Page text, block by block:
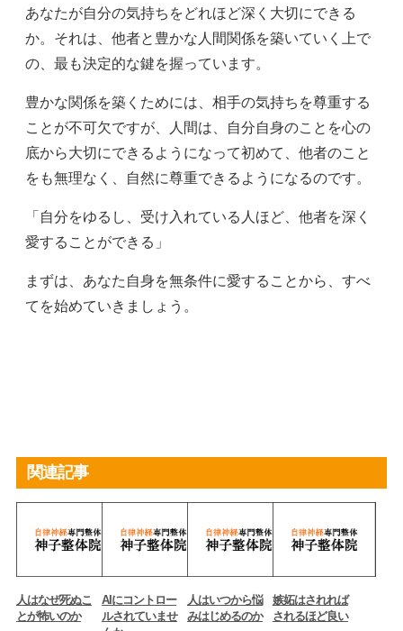
あなたが自分の気持ちをどれほど深く大切にできる
か。それは、他者と豊かな人間関係を築いていく上で
の、最も決定的な鍵を握っています。
豊かな関係を築くためには、相手の気持ちを尊重する
ことが不可欠ですが、人間は、自分自身のことを心の
底から大切にできるようになって初めて、他者のこと
をも無理なく、自然に尊重できるようになるのです。
「自分をゆるし、受け入れている人ほど、他者を深く
愛することができる」
まずは、あなた自身を無条件に愛することから、すべ
てを始めていきましょう。
関連記事
人はなぜ死ぬこ
とが怖いのか
AIにコントロー
ルされていませ
人はいつから悩
みはじめるのか
嫉妬はされれば
されるほど良い